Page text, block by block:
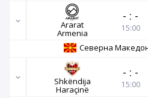
Ararat
Armenia
- : -
15:00
Северна
Shkëndija
Haraçinë
- : -
15:00